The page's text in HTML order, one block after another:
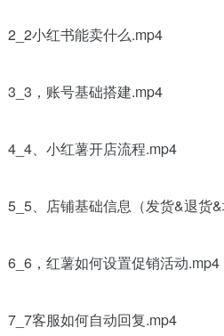
2_2小红书能卖什么.mp4
3_3，账号基础搭建.mp4
4_4、小红薯开店流程.mp4
5_5、店铺基础信息（发货&退货
6_6，红薯如何设置促销活动.mp4
7_7客服如何自动回复.mp4